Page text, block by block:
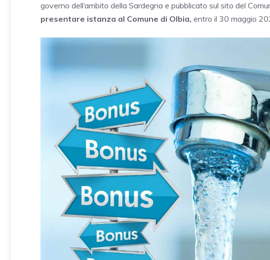
governo dell’ambito della Sardegna e pubblicato sul sito del
presentare istanza al Comune di Olbia, entro il 30 maggio